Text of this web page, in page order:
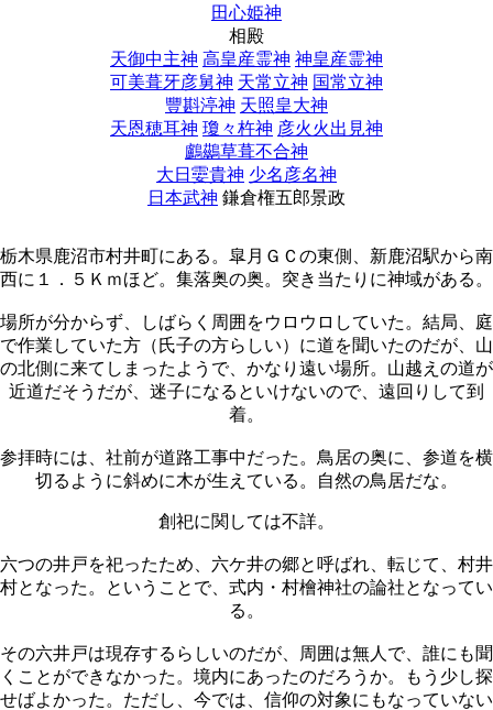
田心姫神
相殿
天御中主神 高皇産霊神 神皇産霊神
可美葺牙彦舅神 天常立神 国常立神
豐斟渟神 天照皇大神
天恩穂耳神 瓊々杵神 彦火火出見神
鸕鷀草葺不合神
大日孁貴神 少名彦名神
日本武神 鎌倉権五郎景政
栃木県鹿沼市村井町にある。皐月ＧＣの東側、新鹿沼駅から南
西に１．５Ｋｍほど。集落奥の奥。突き当たりに神域がある。
場所が分からず、しばらく周囲をウロウロしていた。結局、庭
で作業していた方（氏子の方らしい）に道を聞いたのだが、山
の北側に来てしまったようで、かなり遠い場所。山越えの道が
近道だそうだが、迷子になるといけないので、遠回りして到
着。
参拝時には、社前が道路工事中だった。鳥居の奥に、参道を横
切るように斜めに木が生えている。自然の鳥居だな。
創祀に関しては不詳。
六つの井戸を祀ったため、六ケ井の郷と呼ばれ、転じて、村井
村となった。ということで、式内・村檜神社の論社となってい
る。
その六井戸は現存するらしいのだが、周囲は無人で、誰にも聞
くことができなかった。境内にあったのだろうか。もう少し探
せばよかった。ただし、今では、信仰の対象にもなっていない